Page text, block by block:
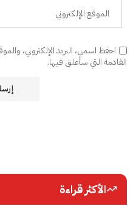
احفظ اسمي، البريد الإلكتروني،
القادمة التي سأعلق فيها.
الأكثر قراءة